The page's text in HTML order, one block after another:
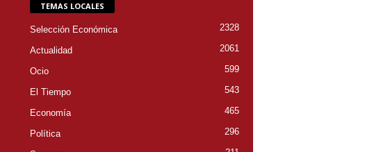
TEMAS LOCALES
Selección Económica 2328
Actualidad 2061
Ocio 599
El Tiempo 543
Economía 465
Política 296